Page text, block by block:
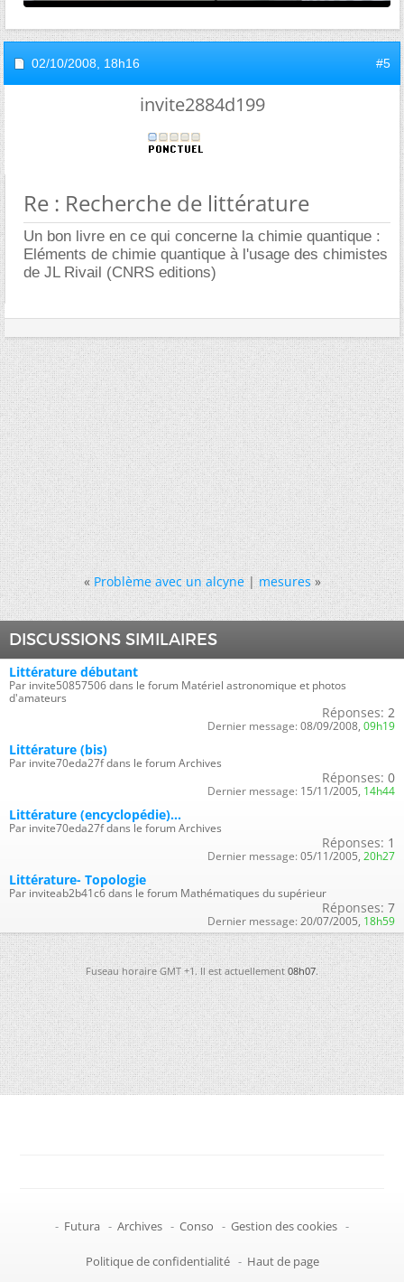
02/10/2008, 18h16 #5
invite2884d199
Re : Recherche de littérature
Un bon livre en ce qui concerne la chimie quantique :
Eléments de chimie quantique à l'usage des chimistes
de JL Rivail (CNRS editions)
« Problème avec un alcyne|mesures »
DISCUSSIONS SIMILAIRES
Littérature débutant
Par invite50857506 dans le forum Matériel astronomique et photos
d'amateurs
Réponses: 2
Dernier message: 08/09/2008, 09h19
Littérature (bis)
Par invite70eda27f dans le forum Archives
Réponses: 0
Dernier message: 15/11/2005, 14h44
Littérature (encyclopédie)...
Par invite70eda27f dans le forum Archives
Réponses: 1
Dernier message: 05/11/2005, 20h27
Littérature- Topologie
Par inviteab2b41c6 dans le forum Mathématiques du supérieur
Réponses: 7
Dernier message: 20/07/2005, 18h59
Fuseau horaire GMT +1. Il est actuellement08h07.
- Futura - Archives - Conso - Gestion des cookies -
Politique de confidentialité - Haut de page